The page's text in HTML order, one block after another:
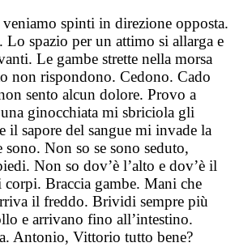
spinti in direzione opposta.
Lo spazio per un attimo si allarga e
Le gambe strette nella morsa
non rispondono. Cedono. Cado
sento alcun dolore. Provo a
ginocchiata mi sbriciola gli
il sapore del sangue mi invade la
Non so se sono seduto,
Non so dov’è l’alto e dov’è il
corpi. Braccia gambe. Mani che
il freddo. Brividi sempre più
e arrivano fino all’intestino.
Antonio, Vittorio tutto bene?